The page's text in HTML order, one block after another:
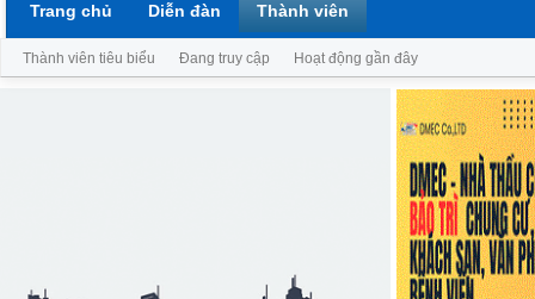
Trang chủ Diễn đàn Thành viên
Thành viên tiêu biểu Đang truy cập Hoạt động gần đây